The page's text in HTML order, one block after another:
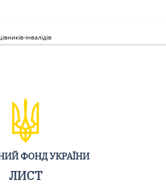
інвалідів
ФОНД УКРАЇНИ
ЛИСТ